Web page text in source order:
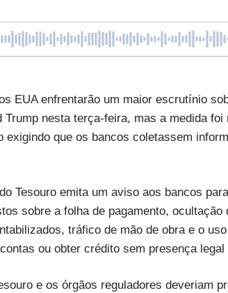
EUA enfrentarão um maior escrutínio
nesta terça-feira, mas a medida
exigindo que os bancos coletassem
Tesouro emita um aviso aos bancos
sobre a folha de pagamento, ocultação
tráfico de mão de obra e o
ou obter crédito sem presença
e os órgãos reguladores deveriam